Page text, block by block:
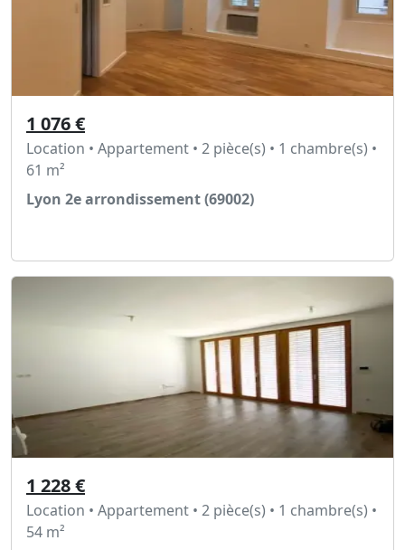
1 076 €
Location • Appartement • 2 pièce(s) • 1 chambre(s) •
61 m²
Lyon 2e arrondissement (69002)
1 228 €
Location • Appartement • 2 pièce(s) • 1 chambre(s) •
54 m²